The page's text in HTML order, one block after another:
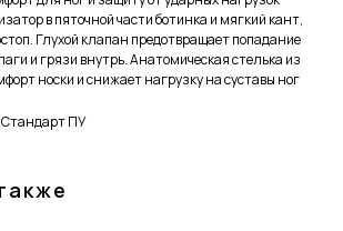
в пяточной части ботинка и мягкий кант,
Глухой клапан предотвращает попадание
и грязи внутрь. Анатомическая стелька из
носки и снижает нагрузку на суставы ног
Стандарт ПУ